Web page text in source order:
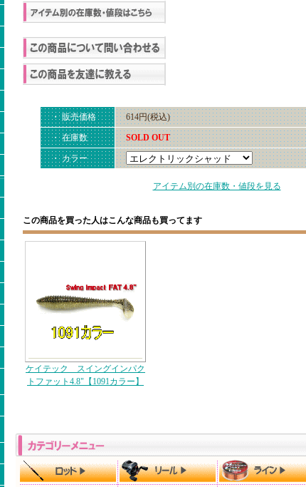
・ 販売価格 614円(税込)
・ 在庫数 SOLD OUT
・ カラー
アイテム別の在庫数・値段を見る
この商品を買った人はこんな商品も買ってます
ケイテック スイングインパク
トファット4.8"【1091カラー】